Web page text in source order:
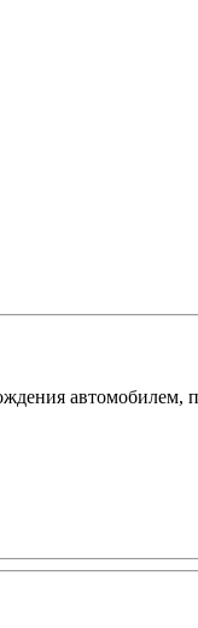
автомобилем,